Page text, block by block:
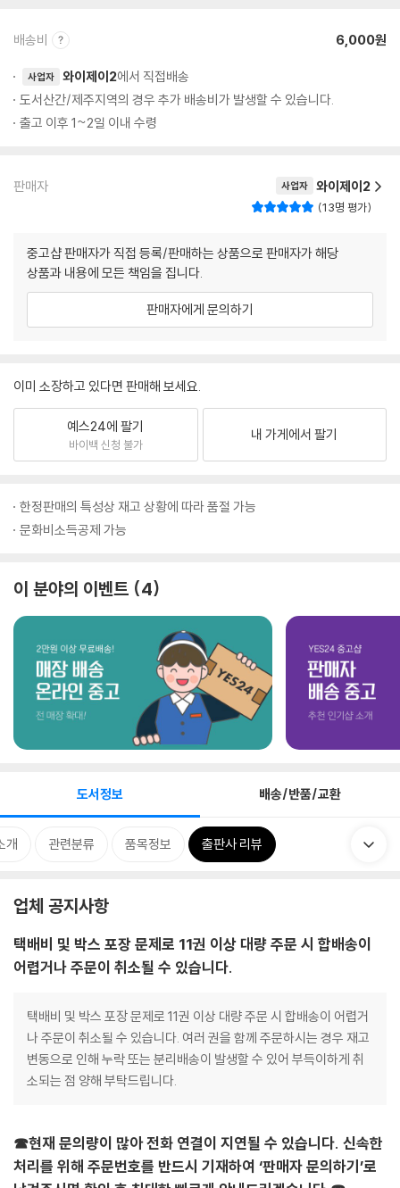
배송비 6,000원
사업자 와이제이2에서 직접배송
도서산간/제주지역의 경우 추가 배송비가 발생할 수 있습니다.
출고 이후 1~2일 이내 수령
판매자 사업자 와이제이2
13명 평가
중고샵 판매자가 직접 등록/판매하는 상품으로 판매자가 해당
상품과 내용에 모든 책임을 집니다.
판매자에게 문의하기
이미 소장하고 있다면 판매해 보세요.
예스24에 팔기
바이백 신청 불가
내 가게에서 팔기
한정판매의 특성상 재고 상황에 따라 품절 가능
문화비소득공제 가능
이 분야의 이벤트 4
도서정보 배송/반품/교환
개 관련분류 품목정보 출판사 리뷰
업체 공지사항
택배비 및 박스 포장 문제로 11권 이상 대량 주문 시 합배송이
어렵거나 주문이 취소될 수 있습니다.
택배비 및 박스 포장 문제로 11권 이상 대량 주문 시 합배송이 어렵거
나 주문이 취소될 수 있습니다. 여러 권을 함께 주문하시는 경우 재고
변동으로 인해 누락 또는 분리배송이 발생할 수 있어 부득이하게 취
소되는 점 양해 부탁드립니다.
☎현재 문의량이 많아 전화 연결이 지연될 수 있습니다. 신속한
처리를 위해 주문번호를 반드시 기재하여 ‘판매자 문의하기’로